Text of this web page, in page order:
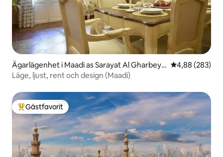
Ägarlägenhet i Maadi as Sarayat Al Gharbeya
h
4,88 av 5 i
4,88 (283)
Läge, ljust, rent och design (Maadi)
Populär gästfavorit
Gästfavorit